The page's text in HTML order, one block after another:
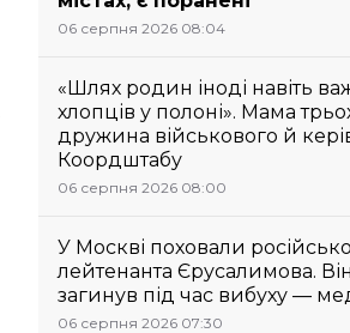
06 серпня 2026 08:04
«Шлях родин іноді навіть
хлопців у полоні». Мама
дружина військового й
Коордштабу
06 серпня 2026 08:00
У Москві поховали
лейтенанта Єрусалимова.
загинув під час вибуху —
06 серпня 2026 07:30